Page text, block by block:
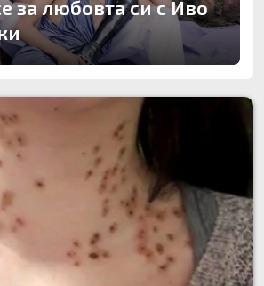
за любовта си с Иво